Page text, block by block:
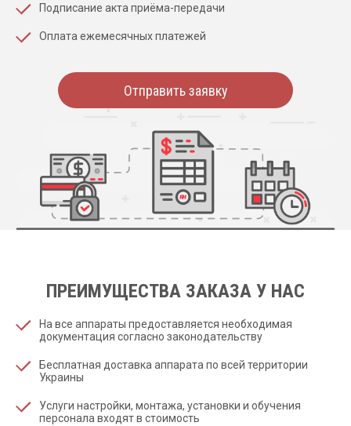
Подписание акта приёма-передачи
Оплата ежемесячных платежей
Отправить заявку
ПРЕИМУЩЕСТВА ЗАКАЗА У НАС
На все аппараты предоставляется необходимая
документация согласно законодательству
Бесплатная доставка аппарата по всей территории
Украины
Услуги настройки, монтажа, установки и обучения
персонала входят в стоимость